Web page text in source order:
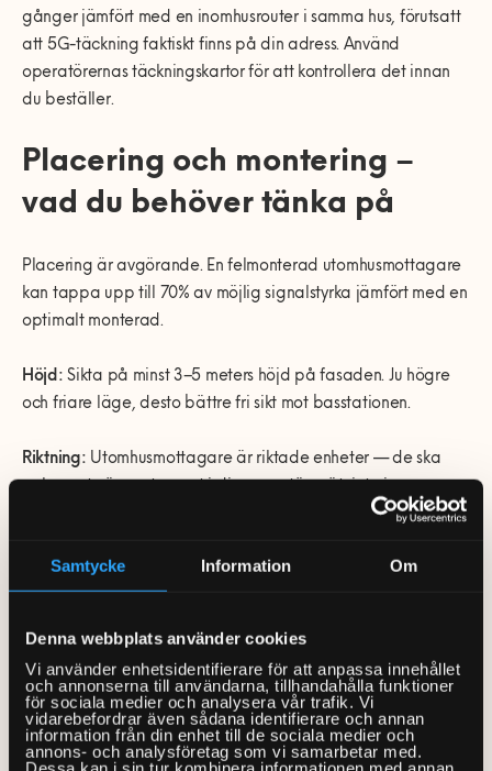
Samtycke Information Om
Denna webbplats använder cookies
Vi använder enhetsidentifierare för att anpassa innehållet
och annonserna till användarna, tillhandahålla funktioner
för sociala medier och analysera vår trafik. Vi
vidarebefordrar även sådana identifierare och annan
information från din enhet till de sociala medier och
annons- och analysföretag som vi samarbetar med.
gånger jämfört med en inomhusrouter i samma hus, förutsatt
att 5G-täckning faktiskt finns på din adress. Använd
operatörernas täckningskartor för att kontrollera det innan
du beställer.
Placering och montering –
vad du behöver tänka på
Placering är avgörande. En felmonterad utomhusmottagare
kan tappa upp till 70% av möjlig signalstyrka jämfört med en
optimalt monterad.
Höjd: Sikta på minst 3–5 meters höjd på fasaden. Ju högre
och friare läge, desto bättre fri sikt mot basstationen.
Riktning: Utomhusmottagare är riktade enheter — de ska
slumpmässig riktning. En signalmätning på plats är säkrare
Hinder:Träd, hustak och angränsande byggnader dämpar
Kabeldragning:Kabeln från mottagaren in till routern
inomhus ska dras tätt och med ordentlig genomföring i
väggen. Ett otätat hål ger fuktproblem och köldbryggor med
tiden.